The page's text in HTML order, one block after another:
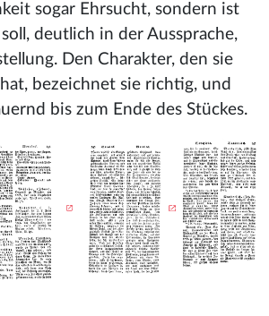
sogar Ehrsucht, sondern ist
deutlich in der Aussprache,
Den Charakter, den sie
bezeichnet sie richtig, und
bis zum Ende des Stückes.